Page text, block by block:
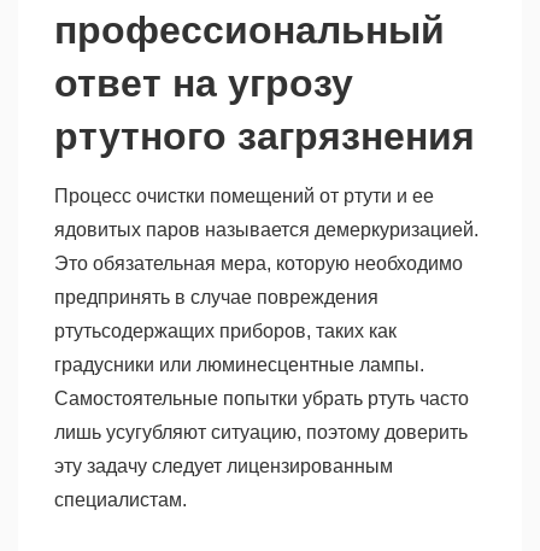
профессиональный
ответ на угрозу
ртутного загрязнения
Процесс очистки помещений от ртути и ее
ядовитых паров называется демеркуризацией.
Это обязательная мера, которую необходимо
предпринять в случае повреждения
ртутьсодержащих приборов, таких как
градусники или люминесцентные лампы.
Самостоятельные попытки убрать ртуть часто
лишь усугубляют ситуацию, поэтому доверить
эту задачу следует лицензированным
специалистам.